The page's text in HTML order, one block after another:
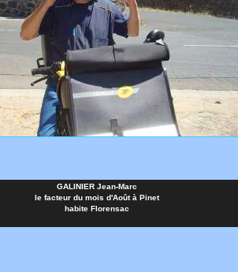
GALINIER Jean-Marc
le facteur du mois d'Août à Pinet
habite Florensac